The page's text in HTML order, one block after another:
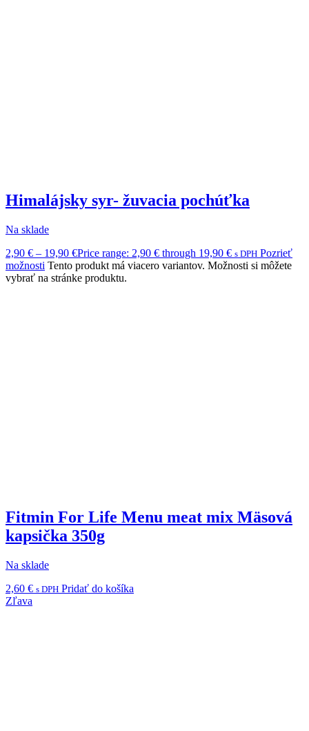
Himalájsky syr- žuvacia pochúťka
Na sklade
2,90 € – 19,90 €Price range: 2,90 € through 19,90 € s DPH Pozrieť
možnosti Tento produkt má viacero variantov. Možnosti si môžete
vybrať na stránke produktu.
Fitmin For Life Menu meat mix Mäsová
kapsička 350g
Na sklade
2,60 € s DPH Pridať do košíka
Zľava